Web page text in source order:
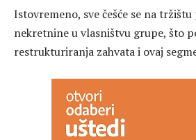
Istovremeno, sve češće se na
nekretnine u vlasništvu grupe, što
restrukturiranja zahvata i ovaj